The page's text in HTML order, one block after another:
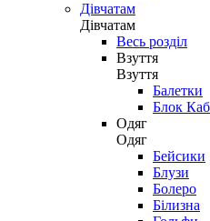
Дівчатам
Дівчатам
Весь розділ
Взуття
Взуття
Балетки
Блок
Одяг
Одяг
Бейсики
Блузи
Болеро
Білизна